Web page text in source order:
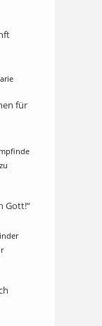
für
Gott!“